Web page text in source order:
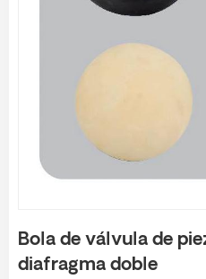
Bola de válvula de
diafragma doble